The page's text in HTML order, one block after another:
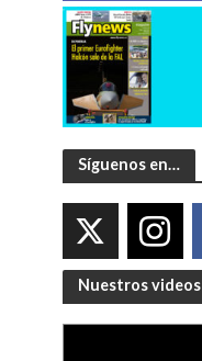
Síguenos en…
Nuestros videos